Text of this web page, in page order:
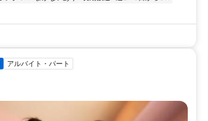
アルバイト・パート